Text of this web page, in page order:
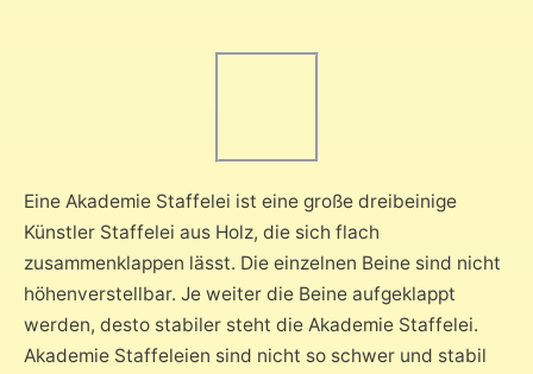
Eine Akademie Staffelei ist eine große dreibeinige
Künstler Staffelei aus Holz, die sich flach
zusammenklappen lässt. Die einzelnen Beine sind nicht
höhenverstellbar. Je weiter die Beine aufgeklappt
werden, desto stabiler steht die Akademie Staffelei.
Akademie Staffeleien sind nicht so schwer und stabil